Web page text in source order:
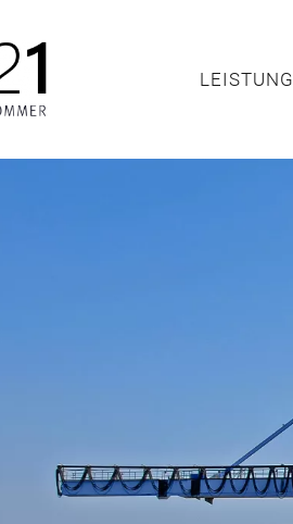
LEISTUNG